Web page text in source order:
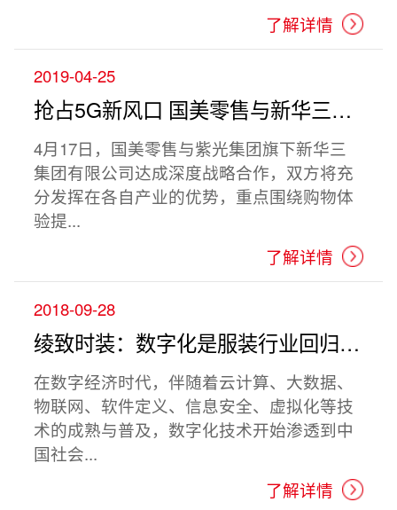
了解详情
2019-04-25
抢占5G新风口 国美零售与新华三携手打造零售数字化解决方案
4月17日，国美零售与紫光集团旗下新华三
集团有限公司达成深度战略合作，双方将充
分发挥在各自产业的优势，重点围绕购物体
验提...
了解详情
2018-09-28
绫致时装：数字化是服装行业回归线下的创新生命线 （《 哈佛商业评论 》）
在数字经济时代，伴随着云计算、大数据、
物联网、软件定义、信息安全、虚拟化等技
术的成熟与普及，数字化技术开始渗透到中
国社会...
了解详情